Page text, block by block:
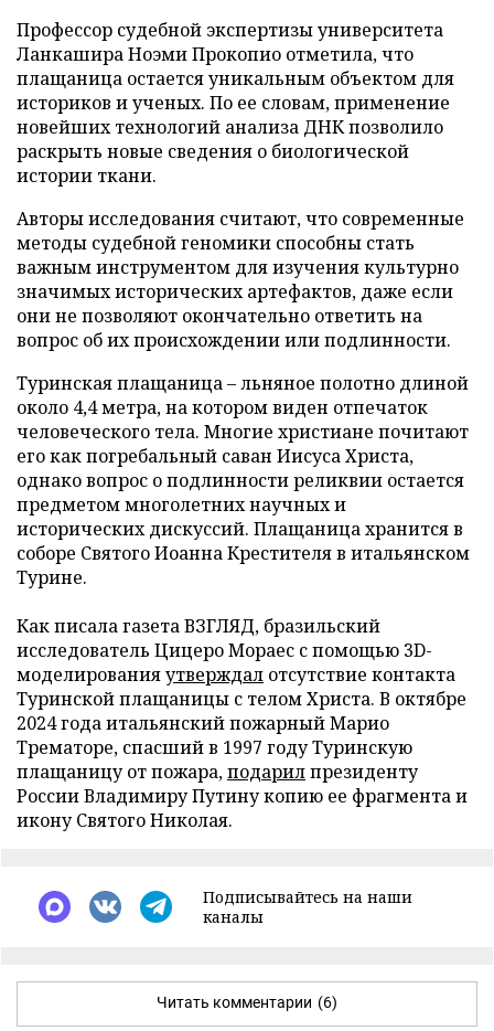
Профессор судебной экспертизы университета
Ланкашира Ноэми Прокопио отметила, что
плащаница остается уникальным объектом для
историков и ученых. По ее словам, применение
новейших технологий анализа ДНК позволило
раскрыть новые сведения о биологической
истории ткани.
Авторы исследования считают, что современные
методы судебной геномики способны стать
важным инструментом для изучения культурно
значимых исторических артефактов, даже если
они не позволяют окончательно ответить на
вопрос об их происхождении или подлинности.
Туринская плащаница – льняное полотно длиной
около 4,4 метра, на котором виден отпечаток
человеческого тела. Многие христиане почитают
его как погребальный саван Иисуса Христа,
однако вопрос о подлинности реликвии остается
предметом многолетних научных и
исторических дискуссий. Плащаница хранится в
соборе Святого Иоанна Крестителя в итальянском
Турине.
Как писала газета ВЗГЛЯД, бразильский
исследователь Цицеро Мораес с помощью 3D-
моделированияутверждал отсутствие контакта
Туринской плащаницы с телом Христа. В октябре
2024 года итальянский пожарный Марио
Трематоре, спасший в 1997 году Туринскую
плащаницу от пожара,подарилпрезиденту
России Владимиру Путину копию ее фрагмента и
икону Святого Николая.
Подписывайтесь на наши
каналы
Читать комментарии (6)